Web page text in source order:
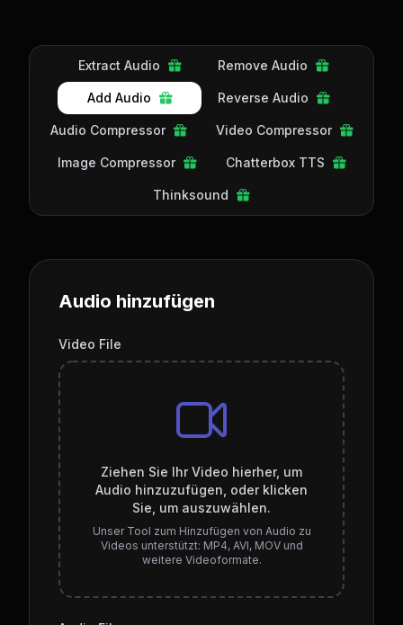
Extract Audio Remove Audio
Add Audio Reverse Audio
Audio Compressor Video Compressor
Image Compressor Chatterbox TTS
Thinksound
Audio hinzufügen
Video File
Ziehen Sie Ihr Video hierher, um
Audio hinzuzufügen, oder klicken
Sie, um auszuwählen.
Unser Tool zum Hinzufügen von Audio zu
Videos unterstützt: MP4, AVI, MOV und
weitere Videoformate.